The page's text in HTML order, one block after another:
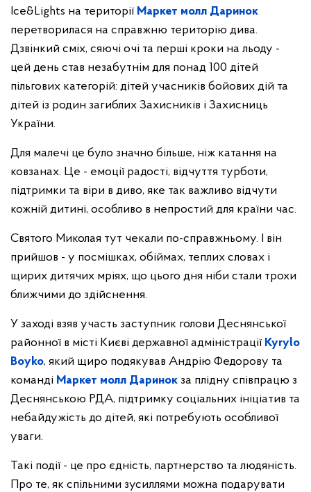
Ice&Lights на території Маркет молл Даринок
перетворилася на справжню територію дива.
Дзвінкий сміх, сяючі очі та перші кроки на льоду -
цей день став незабутнім для понад 100 дітей
пільгових категорій: дітей учасників бойових дій та
дітей із родин загиблих Захисників і Захисниць
України.
Для малечі це було значно більше, ніж катання на
ковзанах. Це - емоції радості, відчуття турботи,
підтримки та віри в диво, яке так важливо відчути
кожній дитині, особливо в непростий для країни час.
Святого Миколая тут чекали по-справжньому. І він
прийшов - у посмішках, обіймах, теплих словах і
щирих дитячих мріях, що цього дня ніби стали трохи
ближчими до здійснення.
У заході взяв участь заступник голови Деснянської
районної в місті Києві державної адміністрації Kyrylo
Boyko, який щиро подякував Андрію Федорову та
команді Маркет молл Даринок за плідну співпрацю з
Деснянською РДА, підтримку соціальних ініціатив та
небайдужість до дітей, які потребують особливої
уваги.
Такі події - це про єдність, партнерство та людяність.
Про те, як спільними зусиллями можна подарувати